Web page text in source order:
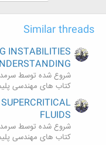
Similar threads
INSTABILITIES
شروع شده توسط
کتاب های مهندسی
FLUIDS
شروع شده توسط
کتاب های مهندسی